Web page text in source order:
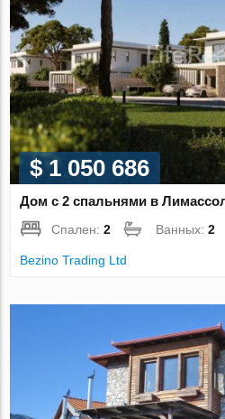
$ 1 050 686
Дом с 2 спальнями в
Спален:2 Ванных:2
Bezino Trading Ltd